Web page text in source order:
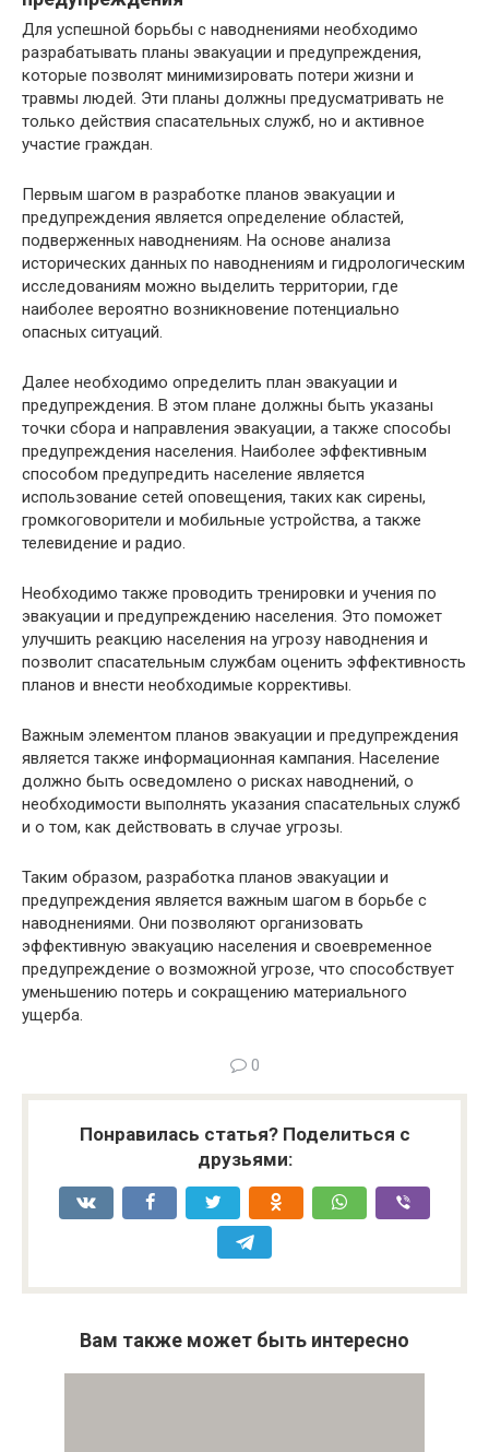
Для успешной борьбы с наводнениями необходимо
разрабатывать планы эвакуации и предупреждения,
которые позволят минимизировать потери жизни и
травмы людей. Эти планы должны предусматривать не
только действия спасательных служб, но и активное
участие граждан.
Первым шагом в разработке планов эвакуации и
предупреждения является определение областей,
подверженных наводнениям. На основе анализа
исторических данных по наводнениям и гидрологическим
исследованиям можно выделить территории, где
наиболее вероятно возникновение потенциально
опасных ситуаций.
Далее необходимо определить план эвакуации и
предупреждения. В этом плане должны быть указаны
точки сбора и направления эвакуации, а также способы
предупреждения населения. Наиболее эффективным
способом предупредить население является
использование сетей оповещения, таких как сирены,
громкоговорители и мобильные устройства, а также
телевидение и радио.
Необходимо также проводить тренировки и учения по
эвакуации и предупреждению населения. Это поможет
улучшить реакцию населения на угрозу наводнения и
позволит спасательным службам оценить эффективность
планов и внести необходимые коррективы.
Важным элементом планов эвакуации и предупреждения
является также информационная кампания. Население
должно быть осведомлено о рисках наводнений, о
необходимости выполнять указания спасательных служб
и о том, как действовать в случае угрозы.
Таким образом, разработка планов эвакуации и
предупреждения является важным шагом в борьбе с
наводнениями. Они позволяют организовать
эффективную эвакуацию населения и своевременное
предупреждение о возможной угрозе, что способствует
уменьшению потерь и сокращению материального
ущерба.
0
Понравилась статья? Поделиться с
друзьями:
Вам также может быть интересно